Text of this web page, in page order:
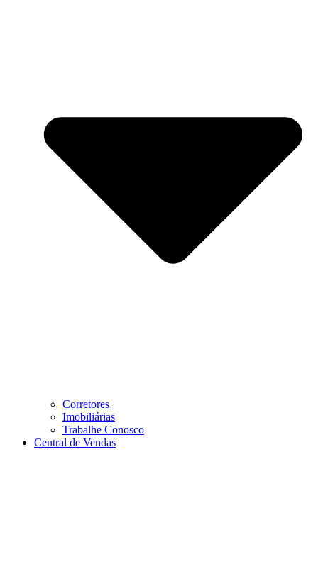
Corretores
Imobiliárias
Trabalhe Conosco
Central de Vendas